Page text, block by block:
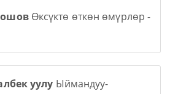
Өксүктө өткөн өмүрлөр -
уулу Ыймандуу-